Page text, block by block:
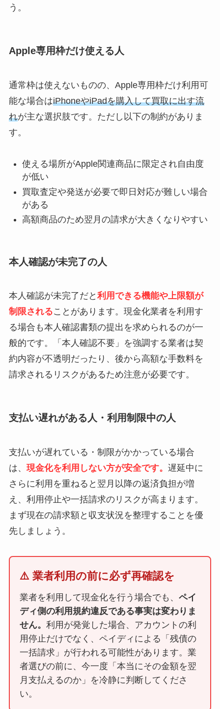
う。
Apple専用枠だけ使える人
通常枠は使えないものの、Apple専用枠だけ利用可
能な場合はiPhoneやiPadを購入して買取に出す流
れが主な選択肢です。ただし以下の制約がありま
す。
使える場所がApple関連商品に限定され自由度
が低い
買取査定や発送が必要で即日対応が難しい場合
がある
高額商品のため翌月の請求が大きくなりやすい
本人確認が未完了の人
本人確認が未完了だと 利用できる機能や上限額が
制限されることがあります。現金化業者を利用す
る場合も本人確認書類の提出を求められるのが一
般的です。「本人確認不要」を強調する業者は契
約内容が不透明だったり、後から高額な手数料を
請求されるリスクがあるため注意が必要です。
支払い遅れがある人・利用制限中の人
支払いが遅れている・制限がかかっている場合
は、 現金化を利用しない方が安全です。 遅延中に
さらに利用を重ねると翌月以降の返済負担が増
え、利用停止や一括請求のリスクが高まります。
まず現在の請求額と収支状況を整理することを優
先しましょう。
⚠️ 業者利用の前に必ず再確認を
業者を利用して現金化を行う場合でも、 ペイ
ディ側の利用規約違反である事実は変わりま
せん。 利用が発覚した場合、アカウントの利
用停止だけでなく、ペイディによる「残債の
一括請求」が行われる可能性があります。業
者選びの前に、今一度「本当にその金額を翌
月支払えるのか」を冷静に判断してくださ
い。